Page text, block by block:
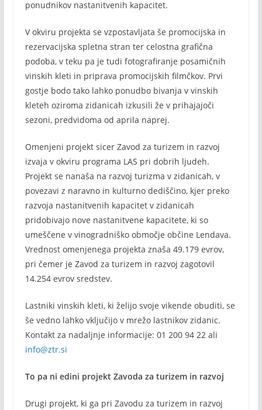
ponudnikov nastanitvenih kapacitet.
V okviru projekta se vzpostavljata še promocijska in
rezervacijska spletna stran ter celostna grafična
podoba, v teku pa je tudi fotografiranje posamičnih
vinskih kleti in priprava promocijskih filmčkov. Prvi
gostje bodo tako lahko ponudbo bivanja v vinskih
kleteh oziroma zidanicah izkusili že v prihajajoči
sezoni, predvidoma od aprila naprej.
Omenjeni projekt sicer Zavod za turizem in razvoj
izvaja v okviru programa LAS pri dobrih ljudeh.
Projekt se nanaša na razvoj turizma v zidanicah, v
povezavi z naravno in kulturno dediščino, kjer preko
razvoja nastanitvenih kapacitet v zidanicah
pridobivajo nove nastanitvene kapacitete, ki so
umeščene v vinogradniško območje občine Lendava.
Vrednost omenjenega projekta znaša 49.179 evrov,
pri čemer je Zavod za turizem in razvoj zagotovil
14.254 evrov sredstev.
Lastniki vinskih kleti, ki želijo svoje vikende obuditi, se
še vedno lahko vključijo v mrežo lastnikov zidanic.
Kontakt za nadaljnje informacije: 01 200 94 22 ali
info@ztr.si
To pa ni edini projekt Zavoda za turizem in razvoj
Drugi projekt, ki ga pri Zavodu za turizem in razvoj